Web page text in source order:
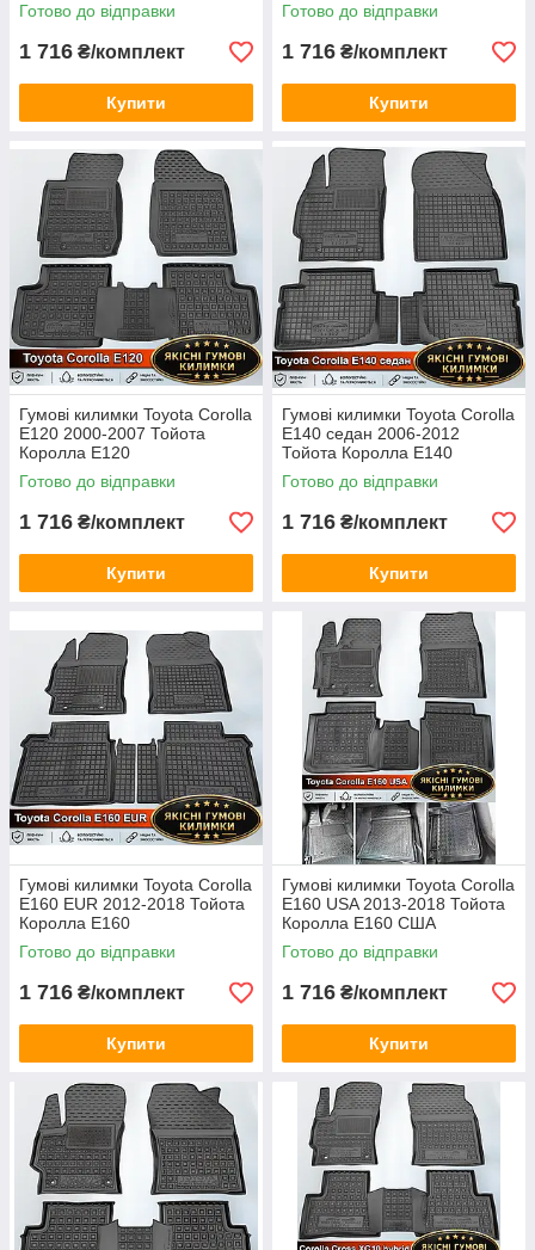
Готово до відправки
1 716 ₴/комплект
Купити
Готово до відправки
1 716 ₴/комплект
Купити
Гумові килимки Toyota Corolla
E120 2000-2007 Тойота
Королла Е120
Готово до відправки
1 716 ₴/комплект
Купити
Гумові килимки Toyota Corolla
E140 седан 2006-2012
Тойота Королла Е140
Готово до відправки
1 716 ₴/комплект
Купити
Гумові килимки Toyota Corolla
E160 EUR 2012-2018 Тойота
Королла Е160
Готово до відправки
1 716 ₴/комплект
Купити
Гумові килимки Toyota Corolla
E160 USA 2013-2018 Тойота
Королла Е160 США
Готово до відправки
1 716 ₴/комплект
Купити